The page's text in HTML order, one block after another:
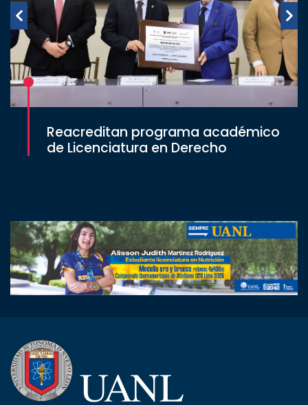
Reacreditan programa académico
de Licenciatura en Derecho